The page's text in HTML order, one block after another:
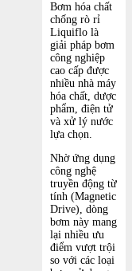
Bơm hóa chất
chống rò rỉ
Liquiflo là
giải pháp bơm
công nghiệp
cao cấp được
nhiều nhà máy
hóa chất, dược
phẩm, điện tử
và xử lý nước
lựa chọn.
Nhờ ứng dụng
công nghệ
truyền động từ
tính (Magnetic
Drive), dòng
bơm này mang
lại nhiều ưu
điểm vượt trội
so với các loại